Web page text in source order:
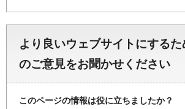
より良いウェブサイトにするた
のご意見をお聞かせください
このページの情報は役に立ちましたか？